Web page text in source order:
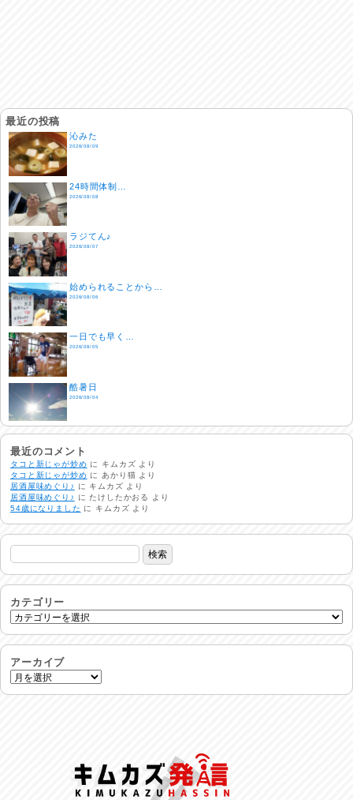
最近の投稿
沁みた
2026/08/09
24時間体制…
2026/08/08
ラジてん♪
2026/08/07
始められることから…
2026/08/06
一日でも早く…
2026/08/05
酷暑日
2026/08/04
明日で一週間
2026/08/03
熱中症注意
2026/08/02
非常時には…
2026/08/01
生活支援情報
24時間体制
反省会♪
2026/07/27
最近のコメント
タコと新じゃが炒め に キムカズ より
タコと新じゃが炒め に あかり猫 より
居酒屋味めぐり♪
に キムカズ より
居酒屋味めぐり♪
にたけしたかおる
より
54歳になりました に キムカズ より
カテゴリー
アーカイブ